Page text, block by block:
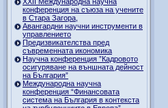
конференция на съюза на учените
в Стара Загора,
Авангардни научни инструменти в
управлението
Предизвикателства пред
съвременната икономика
Научна конференция ”Кадровото
осигуряване на външната дейност
на България”
Международна научна
конференция “Финансовата
система на България в контекста